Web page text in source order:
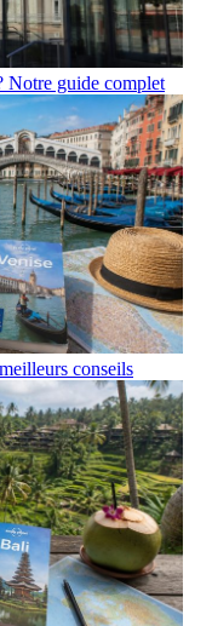
Notre guide complet
conseils